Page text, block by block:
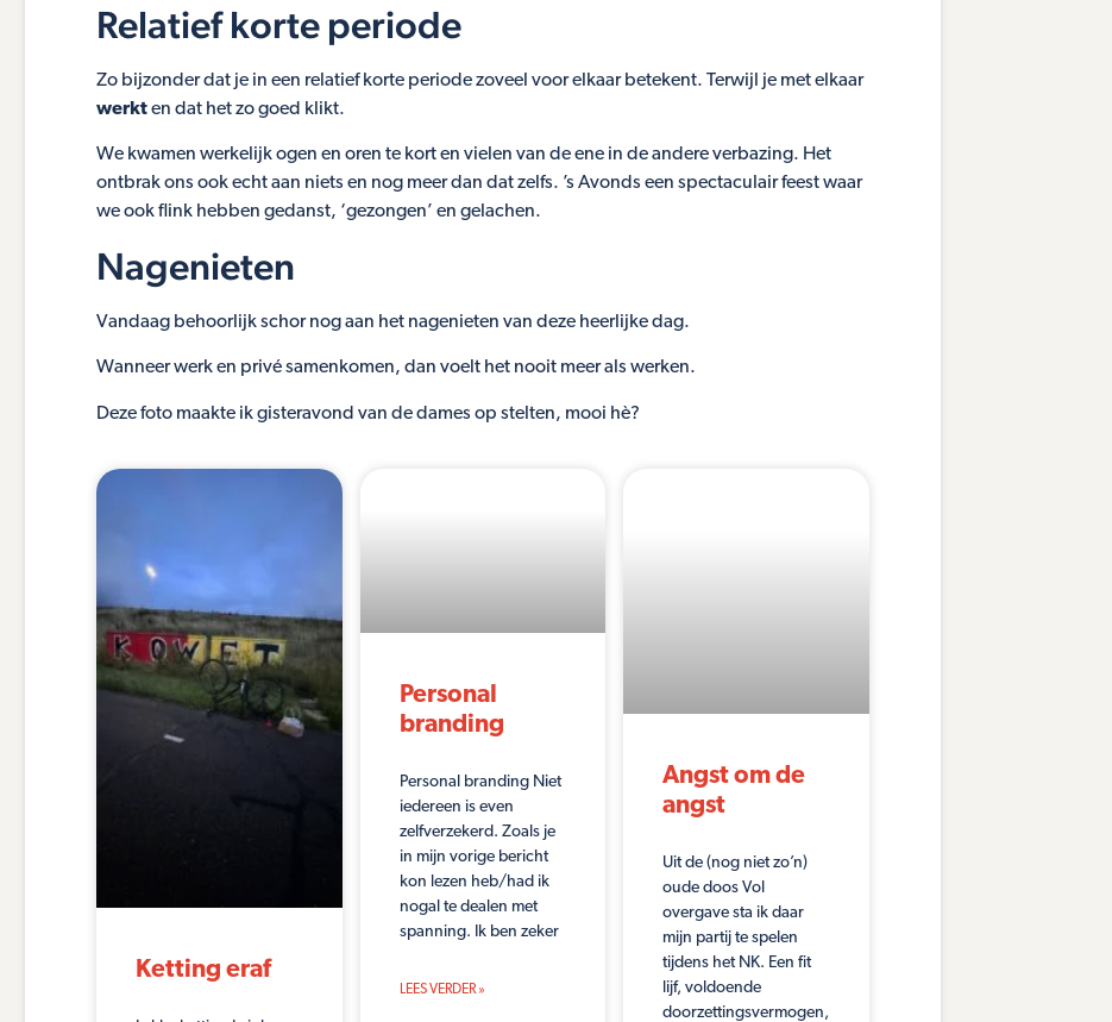
Relatief korte periode
Zo bijzonder dat je in een relatief korte periode zoveel voor elkaar betekent. Terwijl je met elkaar
werkten dat het zo goed klikt.
We kwamen werkelijk ogen en oren te kort en vielen van de ene in de andere verbazing. Het
ontbrak ons ook echt aan niets en nog meer dan dat zelfs. ’s Avonds een spectaculair feest waar
we ook flink hebben gedanst, ‘gezongen’ en gelachen.
Nagenieten
Vandaag behoorlijk schor nog aan het nagenieten van deze heerlijke dag.
Wanneer werk en privé samenkomen, dan voelt het nooit meer als werken.
Deze foto maakte ik gisteravond van de dames op stelten, mooi hè?
Ketting eraf
Personal
branding
Personal branding Niet
iedereen is even
zelfverzekerd. Zoals je
in mijn vorige bericht
kon lezen heb/had ik
nogal te dealen met
spanning. Ik ben zeker
LEES VERDER »
Angst om de
angst
Uit de (nog niet zo’n)
oude doos Vol
overgave sta ik daar
mijn partij te spelen
tijdens het NK. Een fit
lijf, voldoende
doorzettingsvermogen,